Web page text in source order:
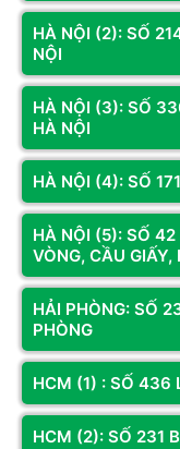
A/E
TX/RX: 2x2
Phiên bản
Bluetooth 4.2
Hỗ trợ MU-
Dual band: 2.4
Tốc độ 2.4GHz:
Tốc độ 5 GHz:
Kích thước:
Antenna: 8dBi
Interface: PCIE
Đánh giá & Nhận
HÀ NỘI (2): SỐ
NỘI
HÀ NỘI (3): SỐ
HÀ NỘI
HÀ NỘI (4): SỐ
HÀ NỘI (5): SỐ
VÒNG, CẦU GIẤY,
HẢI PHÒNG: SỐ
PHÒNG
HCM (1) : SỐ 436
HCM (2): SỐ 231